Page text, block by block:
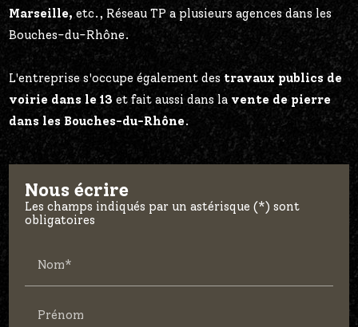
Marseille,etc., Réseau TP a plusieurs agences dans les
Bouches-du-Rhône.
L'entreprise s'occupe également des travaux publics de
voirie dans le 13 et fait aussi dans la vente de pierre
dans les Bouches-du-Rhône.
Nous écrire
Les champs indiqués par un astérisque (*) sont
obligatoires
Nom*
Prénom